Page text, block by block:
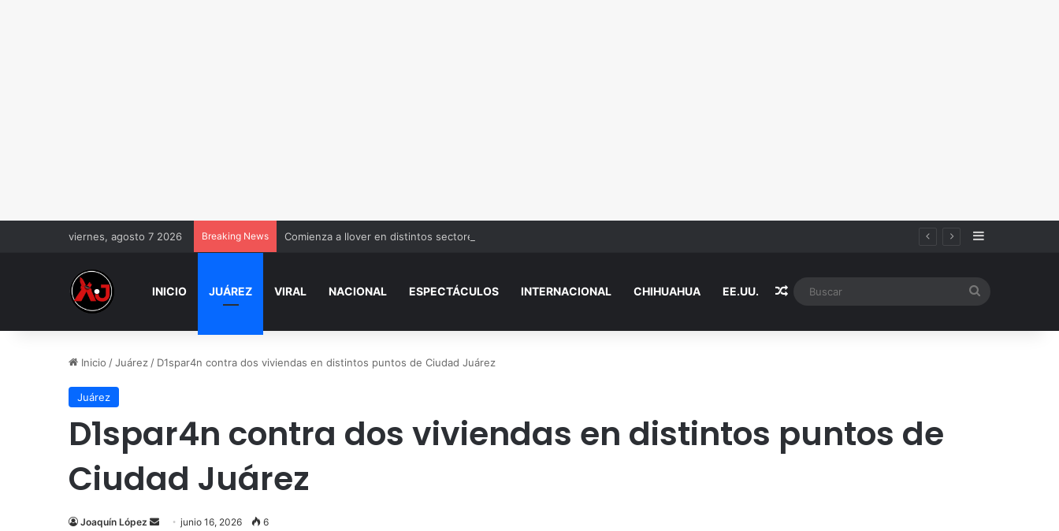
viernes, agosto 7 2026 Breaking News Comienza a llover en distintos sectores de Juárez Sidebar
INICIO JUÁREZ VIRAL NACIONAL ESPECTÁCULOS INTERNACIONAL CHIHUAHUA EE.UU. Random Article
Inicio /Juárez / D1spar4n contra dos viviendas en distintos puntos de Ciudad Juárez
Juárez
D1spar4n contra dos viviendas en distintos puntos de
Ciudad Juárez
Joaquín López
Sendjunio 16, 2026 6